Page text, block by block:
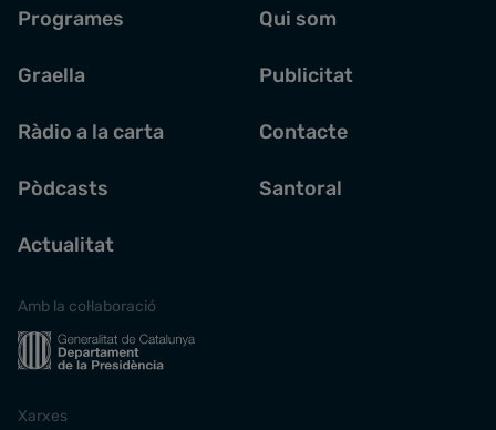
Programes
Graella
Ràdio a la carta
Pòdcasts
Actualitat
Qui som
Publicitat
Contacte
Santoral
Amb la col·laboració
Xarxes